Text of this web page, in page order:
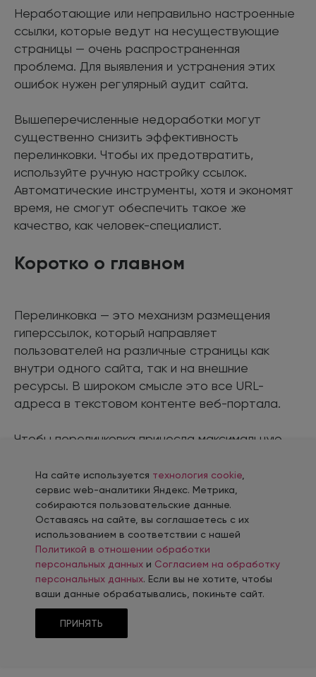
Неработающие или неправильно настроенные
ссылки, которые ведут на несуществующие
страницы — очень распространенная
проблема. Для выявления и устранения этих
ошибок нужен регулярный аудит сайта.
Вышеперечисленные недоработки могут
существенно снизить эффективность
перелинковки. Чтобы их предотвратить,
используйте ручную настройку ссылок.
Автоматические инструменты, хотя и экономят
время, не смогут обеспечить такое же
качество, как человек-специалист.
Коротко о главном
Перелинковка — это механизм размещения
гиперссылок, который направляет
пользователей на различные страницы как
внутри одного сайта, так и на внешние
ресурсы. В широком смысле это все URL-
адреса в текстовом контенте веб-портала.
Чтобы перелинковка принесла максимальную
содержательно обоснованные ссылки.
Используйте только подходящие по контексту
анкоры и соблюдайте баланс в количестве
редиректов на странице. Помимо этого, не
забывайте про аудит сайта: проводите
регулярный мониторинг для устранения битых
URL-адресов и других факторов, которые
негативно сказываются на SEO.
На сайте используется технология cookie
сервис web-аналитики Яндекс. Метрика,
собираются пользовательские данные.
Оставаясь на сайте, вы соглашаетесь с их
использованием в соответствии с нашей
Политикой в отношении обработки
персональных данных и Согласием на обработку
персональных данных. Если вы не хотите, чтобы
ваши данные обрабатывались, покиньте сайт.
ПРИНЯТЬ